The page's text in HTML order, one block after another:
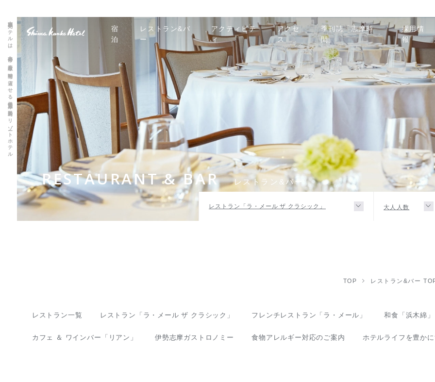
志摩観光ホテルは、非日常の素敵な時間を過ごせる伊勢志摩 賢島のリゾートホテル
宿
泊
レストラン&バ
ー
アクティビテ
ィ
アクセ
ス
季刊誌「志摩時
間」
採用情
報
RESTAURANT & BAR レストラン&バー
レストラン「ラ・メール ザ クラシック」 大人人数
TOP レストラン&バー
レストラン一覧 レストラン「ラ・メール ザ クラシック」 フレンチレストラン「ラ・メール」 和食「浜木綿」
カフェ ＆ ワインバー「リアン」 伊勢志摩ガストロノミー 食物アレルギー対応のご案内 ホテルライフを豊か